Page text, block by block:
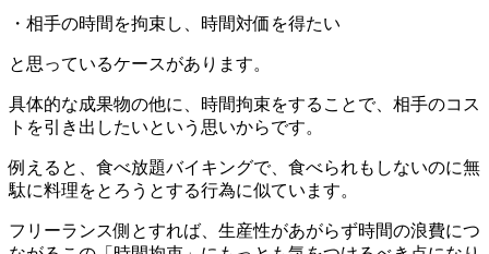
・相手の時間を拘束し、時間対価を得たい
と思っているケースがあります。
具体的な成果物の他に、時間拘束をすることで、相手のコス
トを引き出したいという思いからです。
例えると、食べ放題バイキングで、食べられもしないのに無
駄に料理をとろうとする行為に似ています。
フリーランス側とすれば、生産性があがらず時間の浪費につ